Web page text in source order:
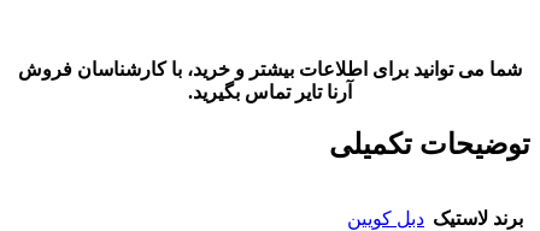
شما می توانید برای اطلاعات بیشتر و خرید، با کارشناسان فروش
آرنا تایر تماس بگیرید.
توضیحات تکمیلی
برند لاستیک دبل کویین